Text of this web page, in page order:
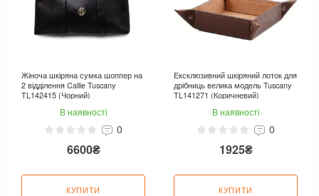
Жіноча шкіряна сумка шоппер на
2 відділення Callie Tuscany
TL142415 (Чорний)
В наявності
0
6600₴
КУПИТИ
Ексклюзивний шкіряний лоток для
дрібниць велика модель Tuscany
TL141271 (Коричневий)
В наявності
0
1925₴
КУПИТИ